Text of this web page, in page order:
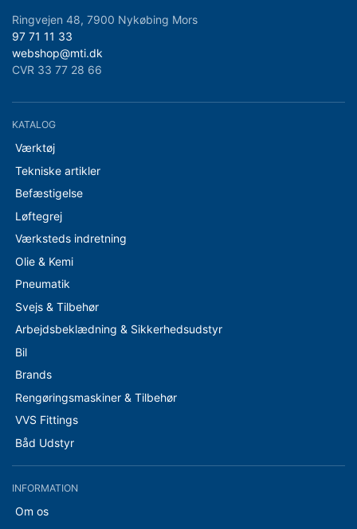
Ringvejen 48, 7900 Nykøbing Mors
97 71 11 33
webshop@mti.dk
CVR 33 77 28 66
KATALOG
Værktøj
Tekniske artikler
Befæstigelse
Løftegrej
Værksteds indretning
Olie & Kemi
Pneumatik
Svejs & Tilbehør
Arbejdsbeklædning & Sikkerhedsudstyr
Bil
Brands
Rengøringsmaskiner & Tilbehør
VVS Fittings
Båd Udstyr
INFORMATION
Om os